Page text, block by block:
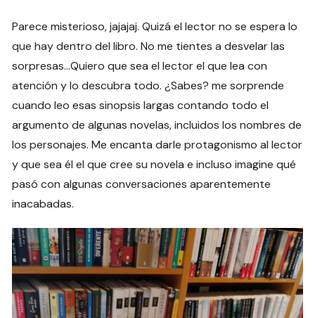
Parece misterioso, jajajaj. Quizá el lector no se espera lo
que hay dentro del libro. No me tientes a desvelar las
sorpresas…Quiero que sea el lector el que lea con
atención y lo descubra todo. ¿Sabes? me sorprende
cuando leo esas sinopsis largas contando todo el
argumento de algunas novelas, incluidos los nombres de
los personajes. Me encanta darle protagonismo al lector
y que sea él el que cree su novela e incluso imagine qué
pasó con algunas conversaciones aparentemente
inacabadas.